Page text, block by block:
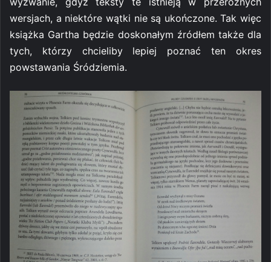
wersjach, a niektóre wątki nie są ukończone. Tak więc
książka Gartha będzie doskonałym źródłem także dla
tych, którzy chcieliby lepiej poznać ten okres
powstawania Śródziemia.